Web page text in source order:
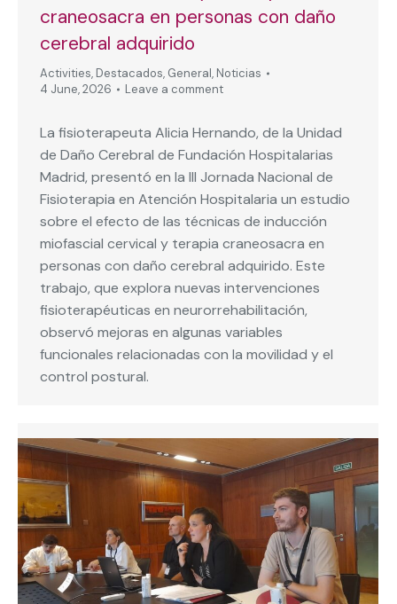
craneosacra en personas con daño
cerebral adquirido
Activities, Destacados, General, Noticias
4 June, 2026
Leave a comment
La fisioterapeuta Alicia Hernando, de la Unidad
de Daño Cerebral de Fundación Hospitalarias
Madrid, presentó en la III Jornada Nacional de
Fisioterapia en Atención Hospitalaria un estudio
sobre el efecto de las técnicas de inducción
miofascial cervical y terapia craneosacra en
personas con daño cerebral adquirido. Este
trabajo, que explora nuevas intervenciones
fisioterapéuticas en neurorrehabilitación,
observó mejoras en algunas variables
funcionales relacionadas con la movilidad y el
control postural.